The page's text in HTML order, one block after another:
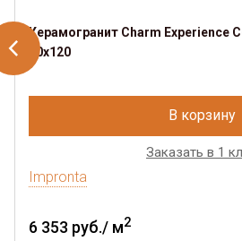
Керамогранит Charm Experience
60х120
В корзину
Заказать в 1
Impronta
6 353 руб./ м2